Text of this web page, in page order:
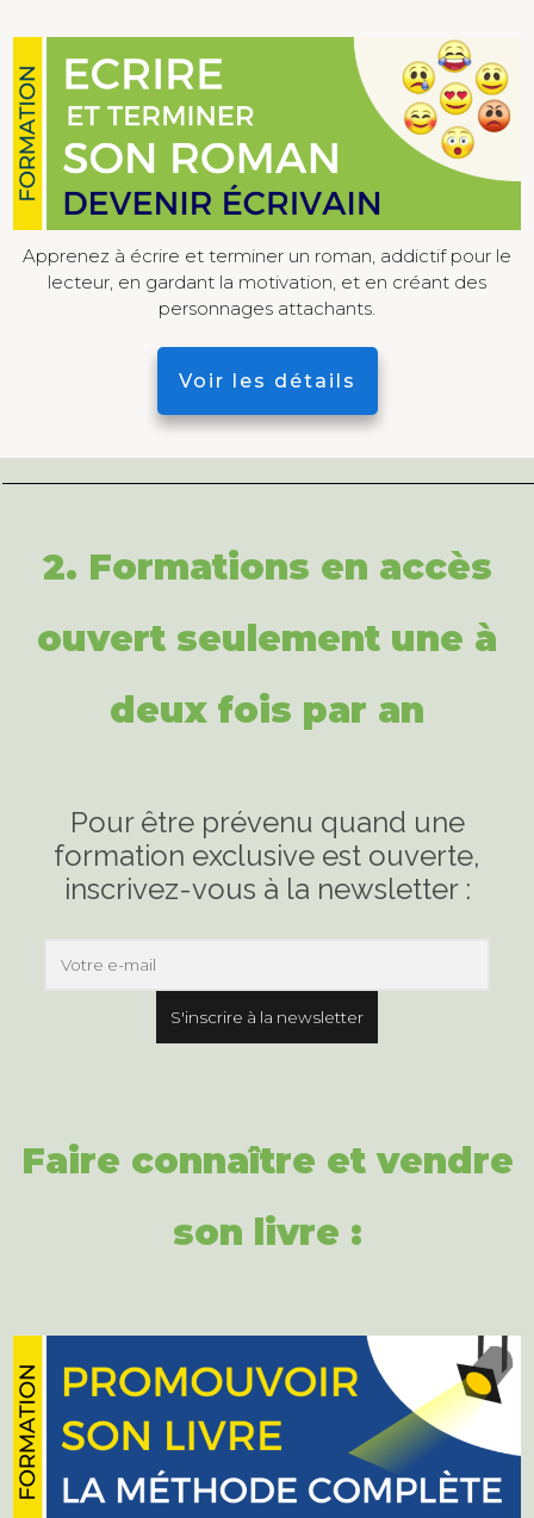
Apprenez à écrire et terminer un roman, addictif pour le
lecteur, en gardant la motivation, et en créant des
personnages attachants.
Voir les détails
2. Formations en accès
ouvert seulement une à
deux fois par an
Pour être prévenu quand une
formation exclusive est ouverte,
inscrivez-vous à la newsletter :
Faire connaître et vendre
son livre :